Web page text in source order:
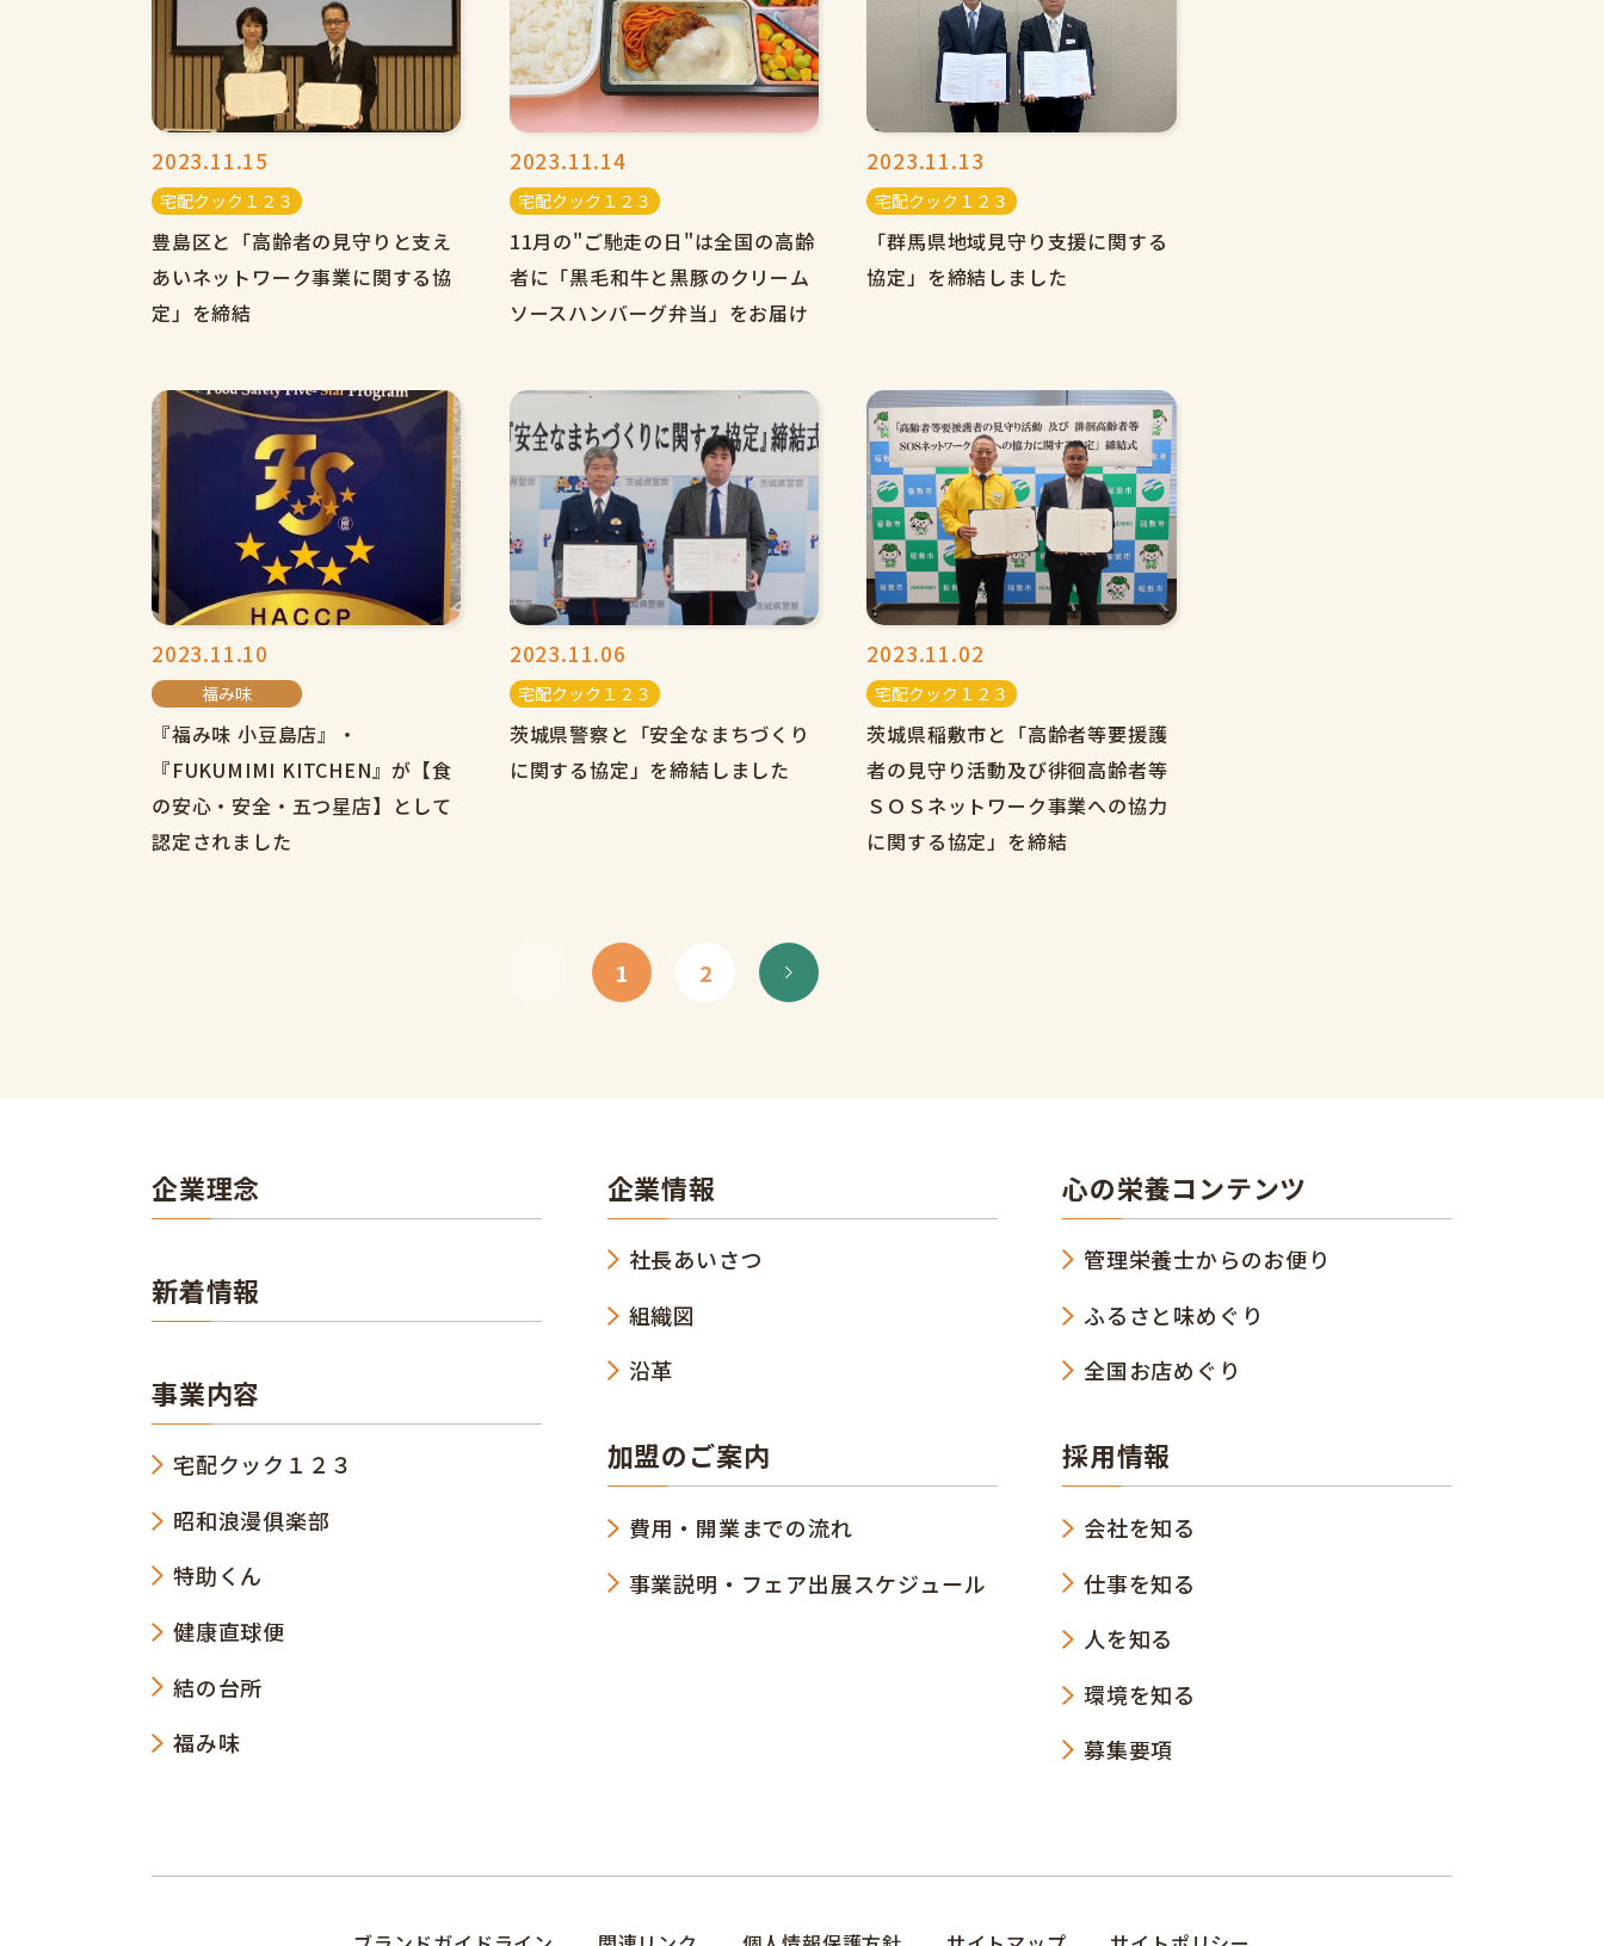
2023.11.15
宅配クック１２３
豊島区と「高齢者の見守りと支え
あいネットワーク事業に関する協
定」を締結
2023.11.14
宅配クック１２３
11月の"ご馳走の日"は全国の高齢
者に「黒毛和牛と黒豚のクリーム
ソースハンバーグ弁当」をお届け
2023.11.13
宅配クック１２３
「群馬県地域見守り支援に関する
協定」を締結しました
2023.11.10
福み味
『福み味 小豆島店』・
『FUKUMIMI KITCHEN』が【食
の安心・安全・五つ星店】として
認定されました
2023.11.06
宅配クック１２３
茨城県警察と「安全なまちづくり
に関する協定」を締結しました
2023.11.02
宅配クック１２３
茨城県稲敷市と「高齢者等要援護
者の見守り活動及び徘徊高齢者等
ＳＯＳネットワーク事業への協力
に関する協定」を締結
1 2
企業理念
新着情報
事業内容
宅配クック１２３
昭和浪漫俱楽部
特助くん
健康直球便
結の台所
福み味
企業情報
社長あいさつ
組織図
沿革
加盟のご案内
費用・開業までの流れ
事業説明・フェア出展スケジュール
心の栄養コンテンツ
管理栄養士からのお便り
ふるさと味めぐり
全国お店めぐり
採用情報
会社を知る
仕事を知る
人を知る
環境を知る
募集要項